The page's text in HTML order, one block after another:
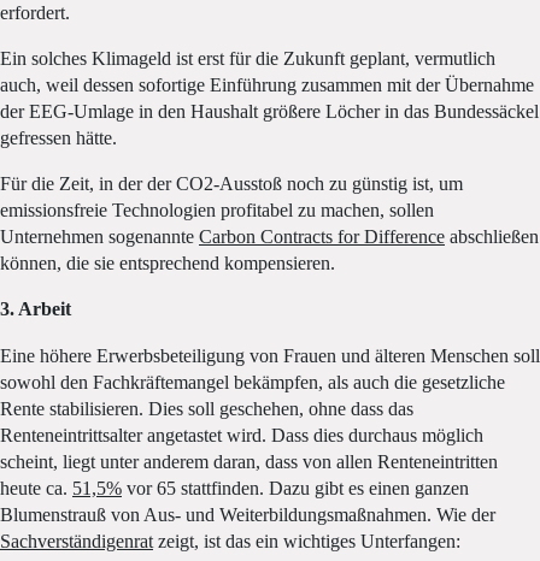
erfordert.
Ein solches Klimageld ist erst für die Zukunft geplant, vermutlich
auch, weil dessen sofortige Einführung zusammen mit der Übernahme
der EEG-Umlage in den Haushalt größere Löcher in das Bundessäckel
gefressen hätte.
Für die Zeit, in der der CO2-Ausstoß noch zu günstig ist, um
emissionsfreie Technologien profitabel zu machen, sollen
Unternehmen sogenannte Carbon Contracts for Difference abschließen
können, die sie entsprechend kompensieren.
3. Arbeit
Eine höhere Erwerbsbeteiligung von Frauen und älteren Menschen soll
sowohl den Fachkräftemangel bekämpfen, als auch die gesetzliche
Rente stabilisieren. Dies soll geschehen, ohne dass das
Renteneintrittsalter angetastet wird. Dass dies durchaus möglich
scheint, liegt unter anderem daran, dass von allen Renteneintritten
heute ca. 51,5% vor 65 stattfinden. Dazu gibt es einen ganzen
Blumenstrauß von Aus- und Weiterbildungsmaßnahmen. Wie der
Sachverständigenratzeigt, ist das ein wichtiges Unterfangen: